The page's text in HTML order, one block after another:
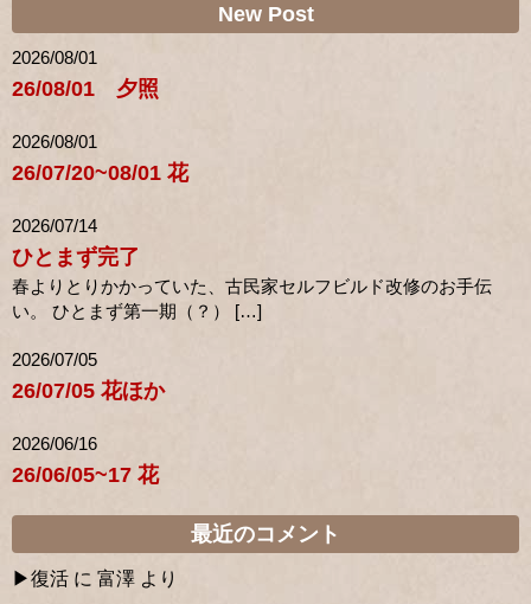
New Post
2026/08/01
26/08/01 夕照
2026/08/01
26/07/20~08/01 花
2026/07/14
ひとまず完了
春よりとりかかっていた、古民家セルフビルド改修のお手伝
い。 ひとまず第一期（？） […]
2026/07/05
26/07/05 花ほか
2026/06/16
26/06/05~17 花
最近のコメント
復活 に 富澤 より